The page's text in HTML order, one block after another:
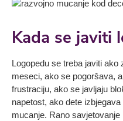
Kada se javiti
Logopedu se treba javiti
meseci, ako se pogoršava,
frustraciju, ako se javljaju
napetost, ako dete
mucanje. Rano